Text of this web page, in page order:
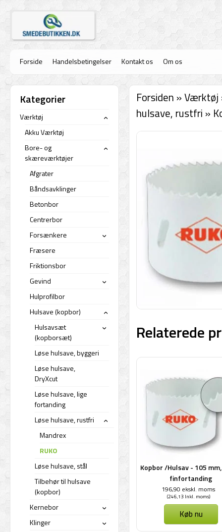
Forside Handelsbetingelser Kontakt os Om os
Forsiden »Værktøj
hulsave, rustfri »
Relaterede
Kopbor /Hulsav - 105 mm,
finfortanding
196,90 ekskl. moms
(246,13 Inkl. moms)
Køb nu
Kategorier
Værktøj ›
Akku Værktøj
Bore- og
skæreværktøjer
›
Afgrater
Båndsavklinger
Betonbor
Centrerbor
Forsænkere
›
Fræsere
Friktionsbor
Gevind
›
Hulprofilbor
Hulsave (kopbor)
›
Hulsavsæt
(kopborsæt)
›
Løse hulsave, byggeri
Løse hulsave,
DryXcut
Løse hulsave, lige
fortanding
Løse hulsave, rustfri
›
Mandrex
RUKO
Løse hulsave, stål
Tilbehør til hulsave
(kopbor)
Kernebor
›
Klinger ›